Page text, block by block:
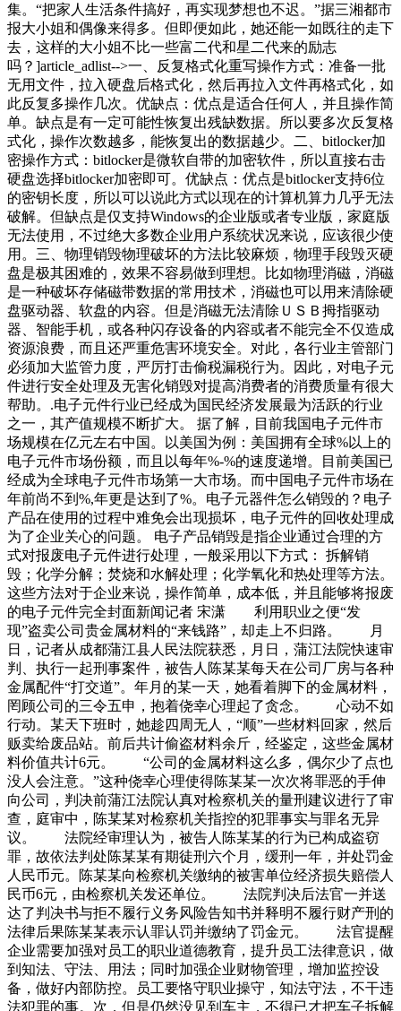
集。“把家人生活条件搞好，再实现梦想也不迟。”据三湘都市
报大小姐和偶像来得多。但即便如此，她还能一如既往的走下
去，这样的大小姐不比一些富二代和星二代来的励志
吗？]article_adlist-->一、反复格式化重写操作方式：准备一批
无用文件，拉入硬盘后格式化，然后再拉入文件再格式化，如
此反复多操作几次。优缺点：优点是适合任何人，并且操作简
单。缺点是有一定可能性恢复出残缺数据。所以要多次反复格
式化，操作次数越多，能恢复出的数据越少。二、bitlocker加
密操作方式：bitlocker是微软自带的加密软件，所以直接右击
硬盘选择bitlocker加密即可。优缺点：优点是bitlocker支持6位
的密钥长度，所以可以说此方式以现在的计算机算力几乎无法
破解。但缺点是仅支持Windows的企业版或者专业版，家庭版
无法使用，不过绝大多数企业用户系统状况来说，应该很少使
用。三、物理销毁物理破坏的方法比较麻烦，物理手段毁灭硬
盘是极其困难的，效果不容易做到理想。比如物理消磁，消磁
是一种破坏存储磁带数据的常用技术，消磁也可以用来清除硬
盘驱动器、软盘的内容。但是消磁无法清除ＵＳＢ拇指驱动
器、智能手机，或各种闪存设备的内容或者不能完全不仅造成
资源浪费，而且还严重危害环境安全。对此，各行业主管部门
必须加大监管力度，严厉打击偷税漏税行为。因此，对电子元
件进行安全处理及无害化销毁对提高消费者的消费质量有很大
帮助。.电子元件行业已经成为国民经济发展最为活跃的行业
之一，其产值规模不断扩大。 据了解，目前我国电子元件市
场规模在亿元左右中国。以美国为例：美国拥有全球%以上的
电子元件市场份额，而且以每年%-%的速度递增。目前美国已
经成为全球电子元件市场第一大市场。而中国电子元件市场在
年前尚不到%,年更是达到了%。电子元器件怎么销毁的？电子
产品在使用的过程中难免会出现损坏，电子元件的回收处理成
为了企业关心的问题。 电子产品销毁是指企业通过合理的方
式对报废电子元件进行处理，一般采用以下方式： 拆解销
毁；化学分解；焚烧和水解处理；化学氧化和热处理等方法。
这些方法对于企业来说，操作简单，成本低，并且能够将报废
的电子元件完全封面新闻记者 宋潇 利用职业之便“发
现”盗卖公司贵金属材料的“来钱路”，却走上不归路。 月
日，记者从成都蒲江县人民法院获悉，月日，蒲江法院快速审
判、执行一起刑事案件，被告人陈某某每天在公司厂房与各种
金属配件“打交道”。年月的某一天，她看着脚下的金属材料，
罔顾公司的三令五申，抱着侥幸心理起了贪念。 心动不如
行动。某天下班时，她趁四周无人，“顺”一些材料回家，然后
贩卖给废品站。前后共计偷盗材料余斤，经鉴定，这些金属材
料价值共计6元。 “公司的金属材料这么多，偶尔少了点也
没人会注意。”这种侥幸心理使得陈某某一次次将罪恶的手伸
向公司，判决前蒲江法院认真对检察机关的量刑建议进行了审
查，庭审中，陈某某对检察机关指控的犯罪事实与罪名无异
议。 法院经审理认为，被告人陈某某的行为已构成盗窃
罪，故依法判处陈某某有期徒刑六个月，缓刑一年，并处罚金
人民币元。陈某某向检察机关缴纳的被害单位经济损失赔偿人
民币6元，由检察机关发还单位。 法院判决后法官一并送
达了判决书与拒不履行义务风险告知书并释明不履行财产刑的
法律后果陈某某表示认罪认罚并缴纳了罚金元。 法官提醒
企业需要加强对员工的职业道德教育，提升员工法律意识，做
到知法、守法、用法；同时加强企业财物管理，增加监控设
备，做好内部防控。员工要恪守职业操守，知法守法，不干违
法犯罪的事。次，但是仍然没见到车主，不得已才把车子拆解